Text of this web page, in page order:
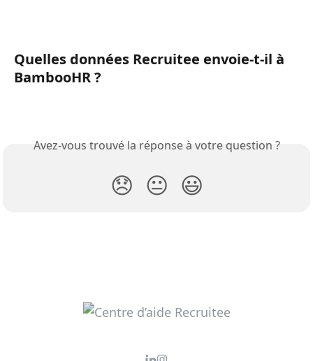
Quelles données Recruitee envoie-t-il à
BambooHR ?
Avez-vous trouvé la réponse à votre question ?
😞 😐 😃